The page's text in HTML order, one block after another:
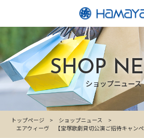
SHOP
ショップニュース
トップページ
ショップニュース
エアウィーヴ 【宝塚歌劇貸切公演ご招待キャンペ